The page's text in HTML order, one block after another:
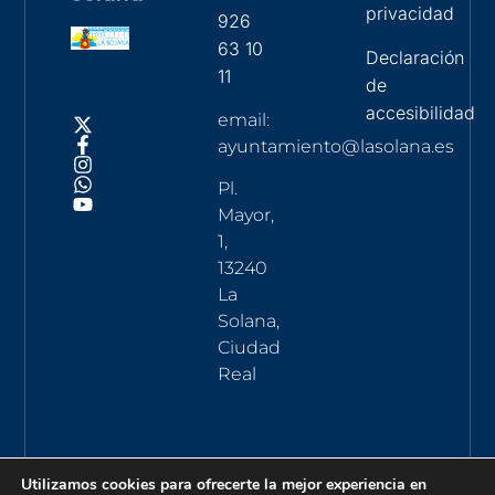
926
63 10
11
email:
ayuntamiento@lasolana.es
Pl.
Mayor,
1,
13240
La
Solana,
Ciudad
Real
privacidad
Declaración
de
accesibilidad
Utilizamos cookies para ofrecerte la mejor experiencia en